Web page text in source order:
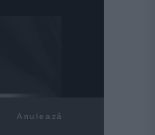
Anulează